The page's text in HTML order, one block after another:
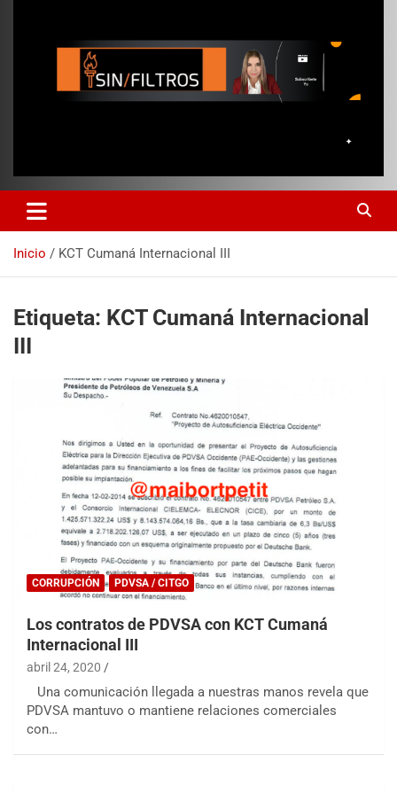
Inicio KCT Cumaná Internacional III
Etiqueta: KCT Cumaná Internacional
III
CORRUPCIÓN PDVSA / CITGO
Los contratos de PDVSA con KCT Cumaná
Internacional III
abril 24, 2020
Una comunicación llegada a nuestras manos revela que
PDVSA mantuvo o mantiene relaciones comerciales
con…